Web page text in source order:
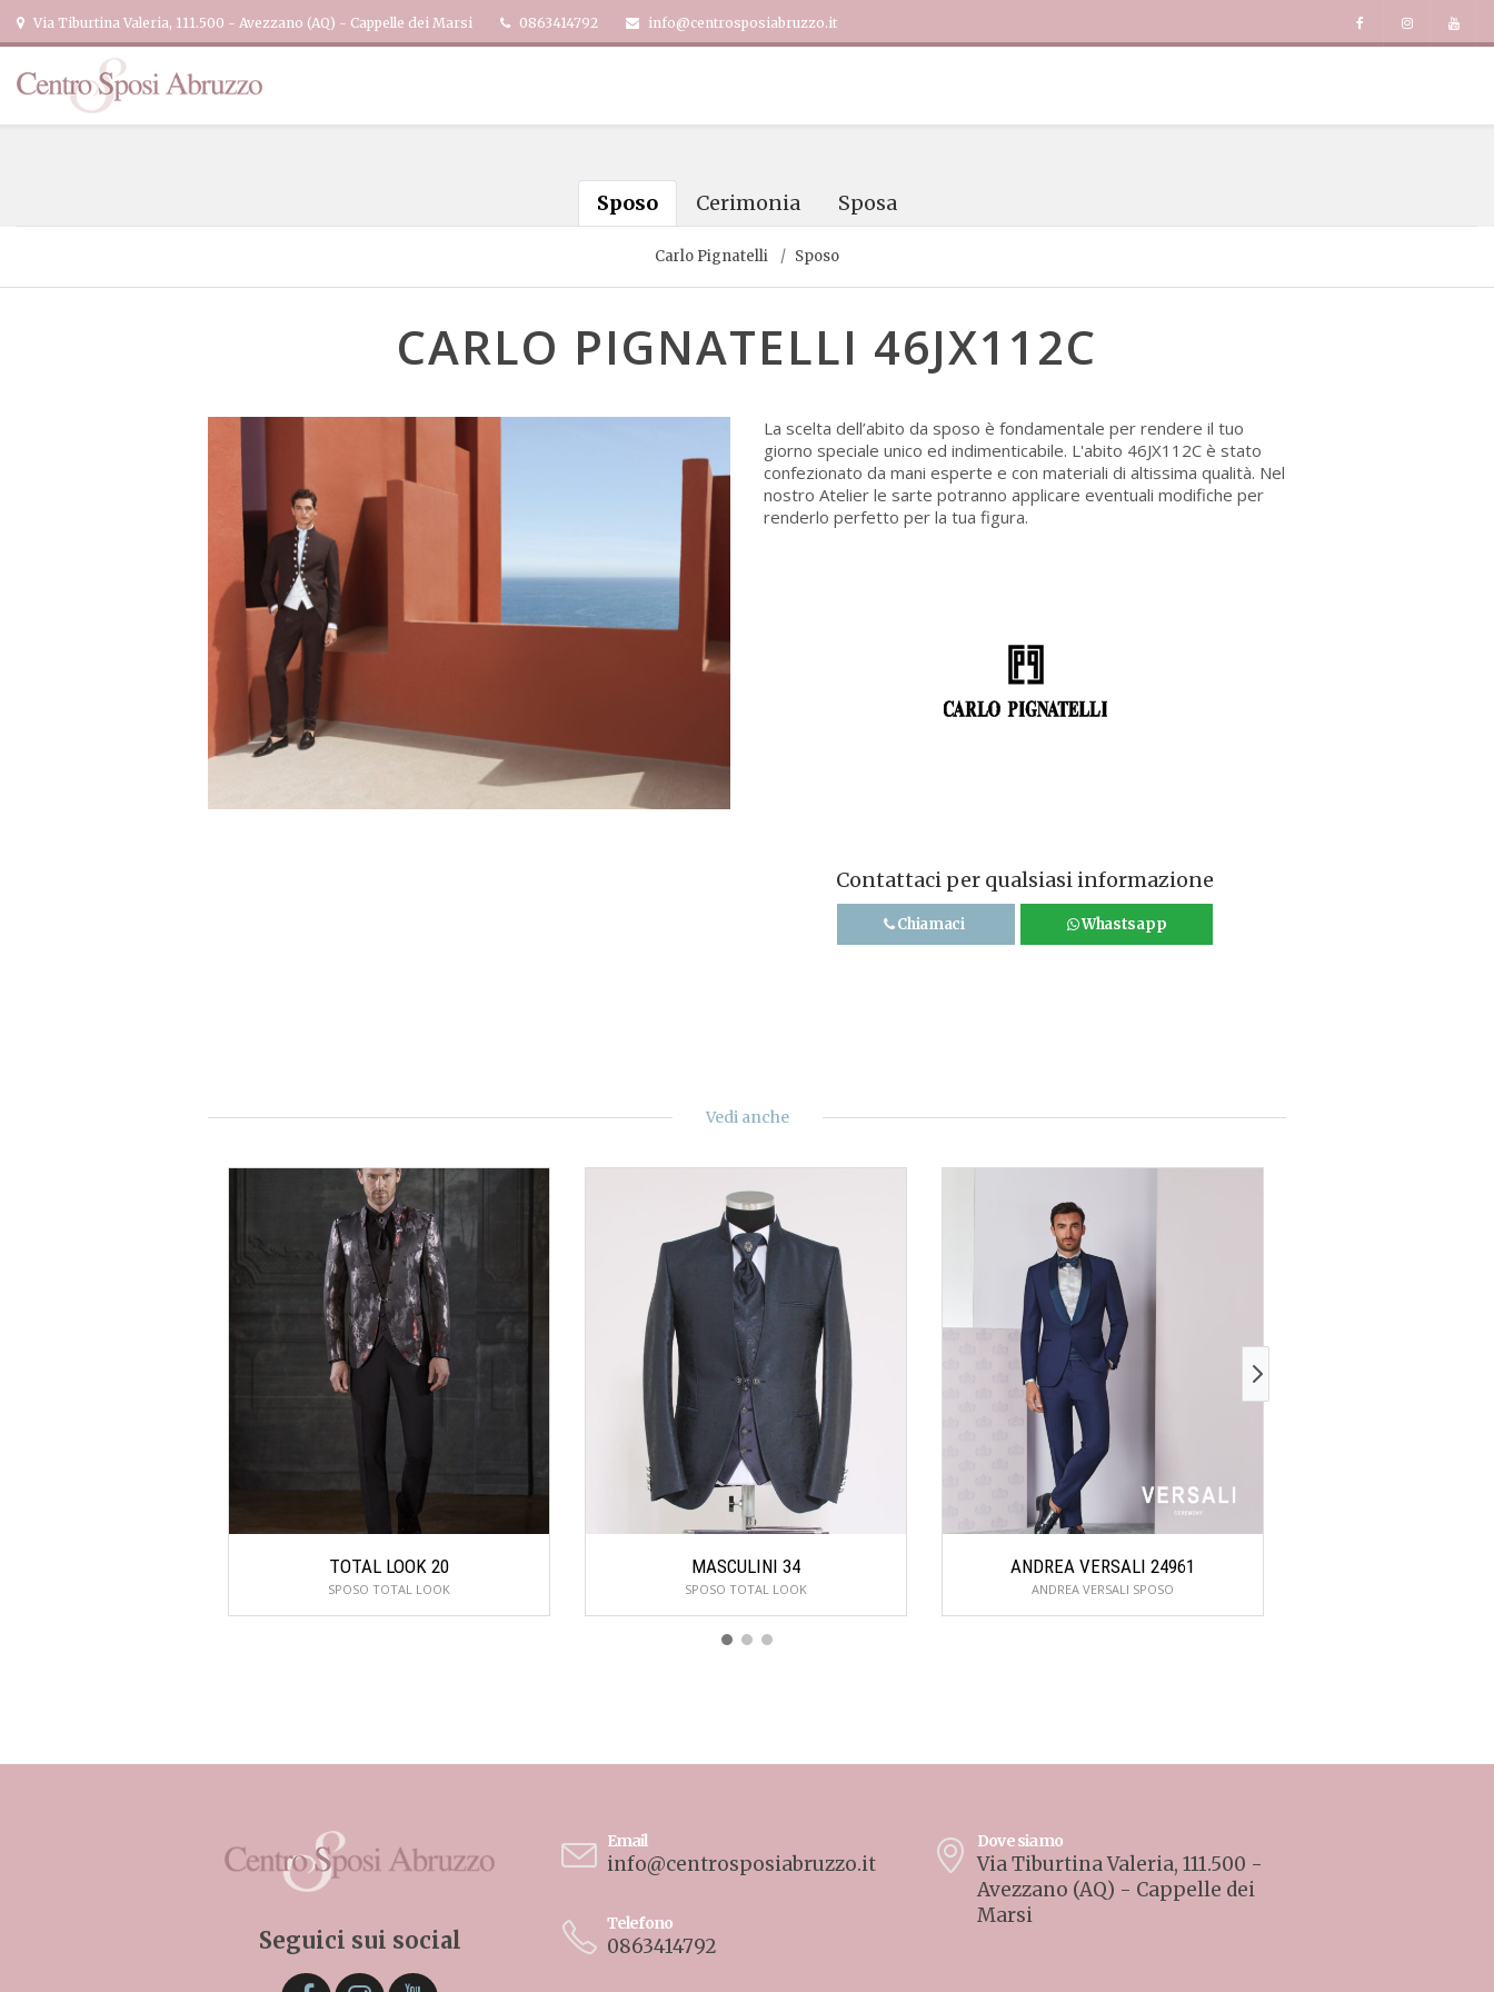
Via Tiburtina Valeria, 111.500 - Avezzano (AQ) - Cappelle dei Marsi 0863414792 info@centrosposiabruzzo.it
Sposo Cerimonia Sposa
Carlo Pignatelli Sposo
CARLO PIGNATELLI 46JX112C
La scelta dell’abito da sposo è fondamentale per rendere il tuo
giorno speciale unico ed indimenticabile. L'abito 46JX112C è stato
confezionato da mani esperte e con materiali di altissima qualità. Nel
nostro Atelier le sarte potranno applicare eventuali modifiche per
renderlo perfetto per la tua figura.
Contattaci per qualsiasi informazione
Chiamaci Whastsapp
Vedi anche
TOTAL LOOK 20
SPOSO TOTAL LOOK
MASCULINI 34
SPOSO TOTAL LOOK
ANDREA VERSALI 24961
ANDREA VERSALI SPOSO
Seguici sui social
Email
info@centrosposiabruzzo.it
Telefono
0863414792
Dove siamo
Via Tiburtina Valeria, 111.500 -
Avezzano (AQ) - Cappelle dei
Marsi